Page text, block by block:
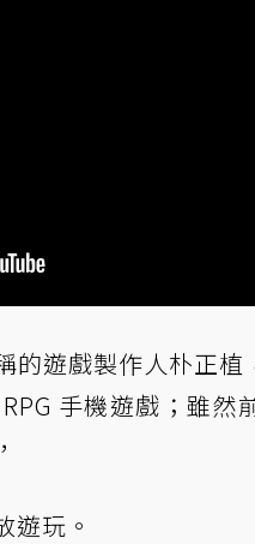
的遊戲製作人朴正
手機遊戲；雖
遊玩。